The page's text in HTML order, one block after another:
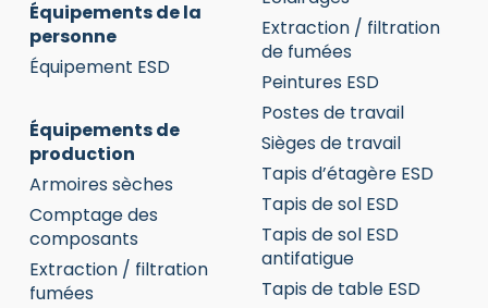
Équipements de la
personne
Équipement ESD
Équipements de
production
Armoires sèches
Comptage des
composants
Extraction / filtration
fumées
Extraction / filtration
de fumées
Peintures ESD
Postes de travail
Sièges de travail
Tapis d’étagère ESD
Tapis de sol ESD
Tapis de sol ESD
antifatigue
Tapis de table ESD